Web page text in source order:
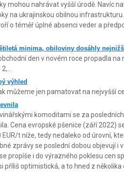
mohou nahrávat vyšší úrodě. Navíc
na ukrajinskou obilnou
o téměř úplné absenci veder a
minima, obiloviny dosáhly
den v novém roce propadla
výhled
můžeme jen pamatovat na nejvyšší
komoditami se za
Cena evropské pšenice (září 2022)
EUR/t níže, tedy nedaleko od úrovní,
zprávy se poslední dobou objevují i
propíše i do výrazného poklesu cen
příliš optimistická, a to hned z několika